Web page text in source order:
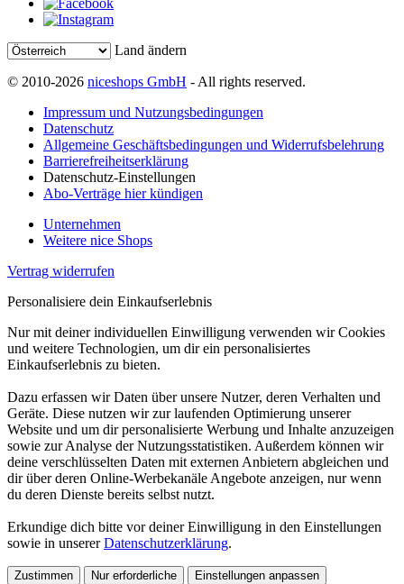
Land ändern
© 2010-2026 niceshops GmbH - All rights reserved.
Impressum und Nutzungsbedingungen
Datenschutz
Allgemeine Geschäftsbedingungen und Widerrufsbelehrung
Barrierefreiheitserklärung
Datenschutz-Einstellungen
Abo-Verträge hier kündigen
Unternehmen
Weitere nice Shops
Vertrag widerrufen
Personalisiere dein Einkaufserlebnis
Nur mit deiner individuellen Einwilligung verwenden wir Cookies
und weitere Technologien, um dir ein personalisiertes
Einkaufserlebnis zu bieten.
Dazu erfassen wir Daten über unsere Nutzer, deren Verhalten und
Geräte. Diese nutzen wir zur laufenden Optimierung unserer
Website und um dir personalisierte Werbung und Inhalte anzuzeigen
sowie zur Analyse der Nutzungsstatistiken. Außerdem können wir
deine verschlüsselten Daten mit externen Anbietern abgleichen und
dir über deren Online-Werbekanäle Angebote anzeigen, nur wenn
du deren Dienste bereits selbst nutzt.
Erkundige dich bitte vor deiner Einwilligung in den Einstellungen
sowie in unsererDatenschutzerklärung.
Zustimmen Nur erforderliche Einstellungen anpassen